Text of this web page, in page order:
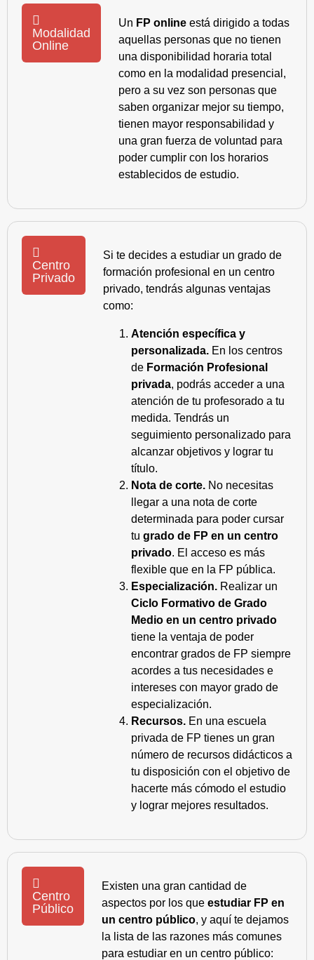
Modalidad
Online
Un FP online está dirigido a todas
aquellas personas que no tienen
una disponibilidad horaria total
como en la modalidad presencial,
pero a su vez son personas que
saben organizar mejor su tiempo,
tienen mayor responsabilidad y
una gran fuerza de voluntad para
poder cumplir con los horarios
establecidos de estudio.
Centro
Privado
Si te decides a estudiar un grado de
formación profesional en un centro
privado, tendrás algunas ventajas
como:
Atención específica y
personalizada. En los centros
de Formación Profesional
privada, podrás acceder a una
atención de tu profesorado a tu
medida. Tendrás un
seguimiento personalizado para
alcanzar objetivos y lograr tu
título.
Nota de corte. No necesitas
llegar a una nota de corte
determinada para poder cursar
tu grado de FP en un centro
privado. El acceso es más
flexible que en la FP pública.
Especialización. Realizar un
Ciclo Formativo de Grado
Medio en un centro privado
tiene la ventaja de poder
encontrar grados de FP siempre
acordes a tus necesidades e
intereses con mayor grado de
especialización.
Recursos. En una escuela
privada de FP tienes un gran
número de recursos didácticos a
tu disposición con el objetivo de
hacerte más cómodo el estudio
y lograr mejores resultados.
Centro
Público
Existen una gran cantidad de
aspectos por los que estudiar FP en
un centro público, y aquí te dejamos
la lista de las razones más comunes
para estudiar en un centro público: